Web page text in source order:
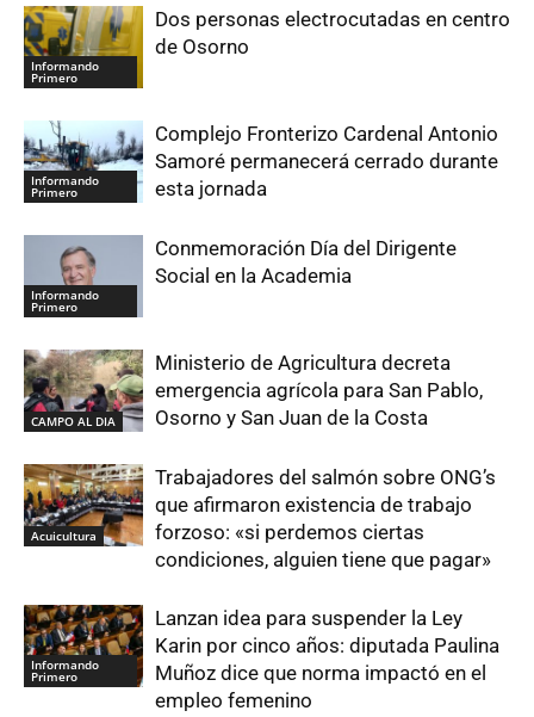
Informando
Primero
Dos personas electrocutadas en centro
de Osorno
Informando
Primero
Complejo Fronterizo Cardenal Antonio
Samoré permanecerá cerrado durante
esta jornada
Informando
Primero
Conmemoración Día del Dirigente
Social en la Academia
CAMPO AL DIA
Ministerio de Agricultura decreta
emergencia agrícola para San Pablo,
Osorno y San Juan de la Costa
Acuicultura
Trabajadores del salmón sobre ONG’s
que afirmaron existencia de trabajo
forzoso: «si perdemos ciertas
condiciones, alguien tiene que pagar»
Informando
Primero
Lanzan idea para suspender la Ley
Karin por cinco años: diputada Paulina
Muñoz dice que norma impactó en el
empleo femenino